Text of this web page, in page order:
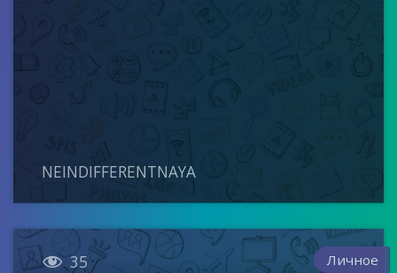
NEINDIFFERENTNAYA
 35 Личное